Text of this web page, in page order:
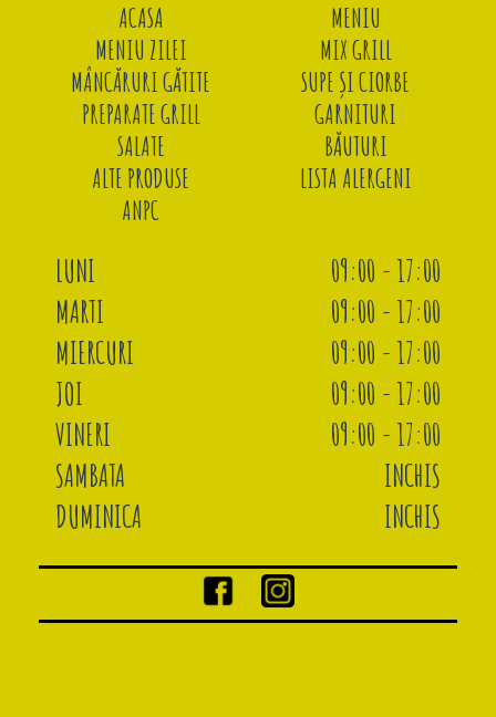
ACASA
MENIU
MENIU ZILEI
MIX GRILL
MÂNCĂRURI GĂTITE
SUPE ȘI CIORBE
PREPARATE GRILL
GARNITURI
SALATE
BĂUTURI
ALTE PRODUSE
LISTA ALERGENI
ANPC
LUNI
09:00 - 17:00
MARTI
09:00 - 17:00
MIERCURI
09:00 - 17:00
JOI
09:00 - 17:00
VINERI
09:00 - 17:00
SAMBATA
INCHIS
DUMINICA
INCHIS